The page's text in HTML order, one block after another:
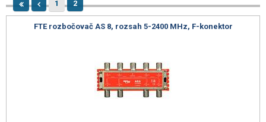
1 2
FTE rozbočovač AS 8, rozsah 5-2400 MHz, F-konektor